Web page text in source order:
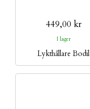
449,00 kr
I lager
Lykthållare Bodil